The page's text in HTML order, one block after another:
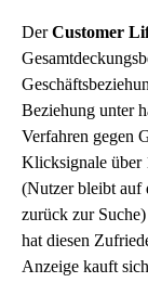
DerCustomer
Beziehung unter
Verfahren gegen
Klicksignale über
(Nutzer bleibt auf
zurück zur
hat diesen
Anzeige kauft